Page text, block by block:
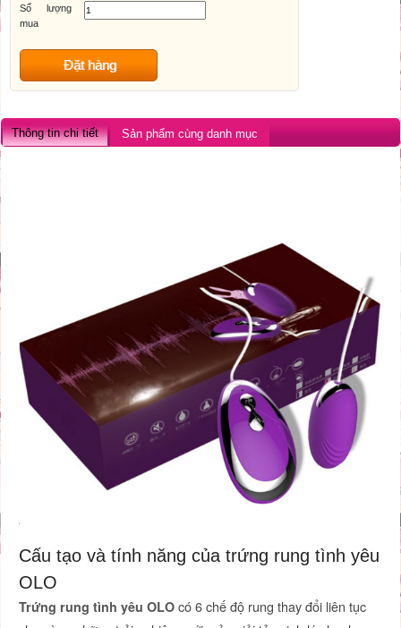
Số lượng
mua
Đặt hàng
Thông tin chi tiết Sản phẩm cùng danh mục
Cấu tạo và tính năng của trứng rung tình yêu
OLO
Trứng rung tình yêu OLO có 6 chế độ rung thay đổi liên tục